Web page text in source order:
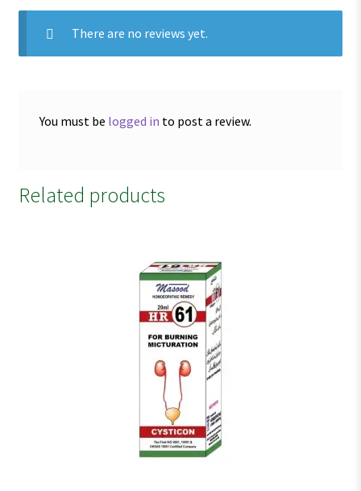
There are no reviews yet.
You must be logged in to post a review.
Related products